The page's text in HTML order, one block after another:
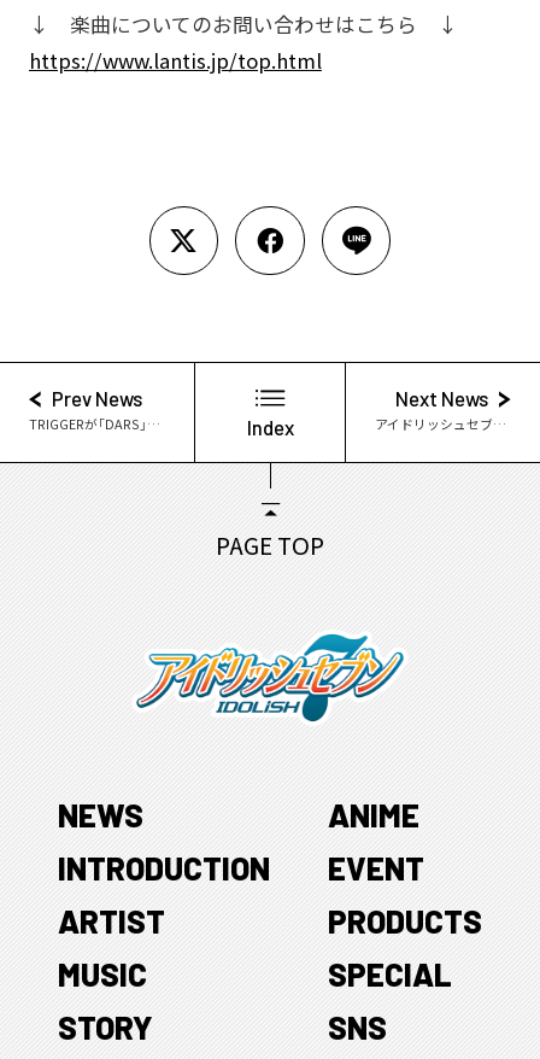
↓ 楽曲についてのお問い合わせはこちら ↓
https://www.lantis.jp/top.html
Prev News
TRIGGERが「DARS」のアンバサダーに就任！ Index
Next News
アイドリッシュセブン7周年記念イベント 開催日・会場・チケット最速先行決定!
PAGE TOP
NEWS
INTRODUCTION
ARTIST
MUSIC
STORY
ANIME
EVENT
PRODUCTS
SPECIAL
SNS